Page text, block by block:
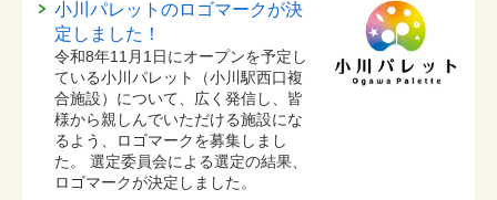
小川パレットのロゴマークが決
定しました！
令和8年11月1日にオープンを予定し
ている⼩川パレット（小川駅西口複
合施設）について、広く発信し、皆
様から親しんでいただける施設にな
るよう、ロゴマークを募集しまし
た。 選定委員会による選定の結果、
ロゴマークが決定しました。